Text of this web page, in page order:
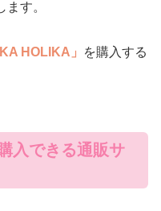
す。
HOLIKA」
を購入する
入できる通販サ